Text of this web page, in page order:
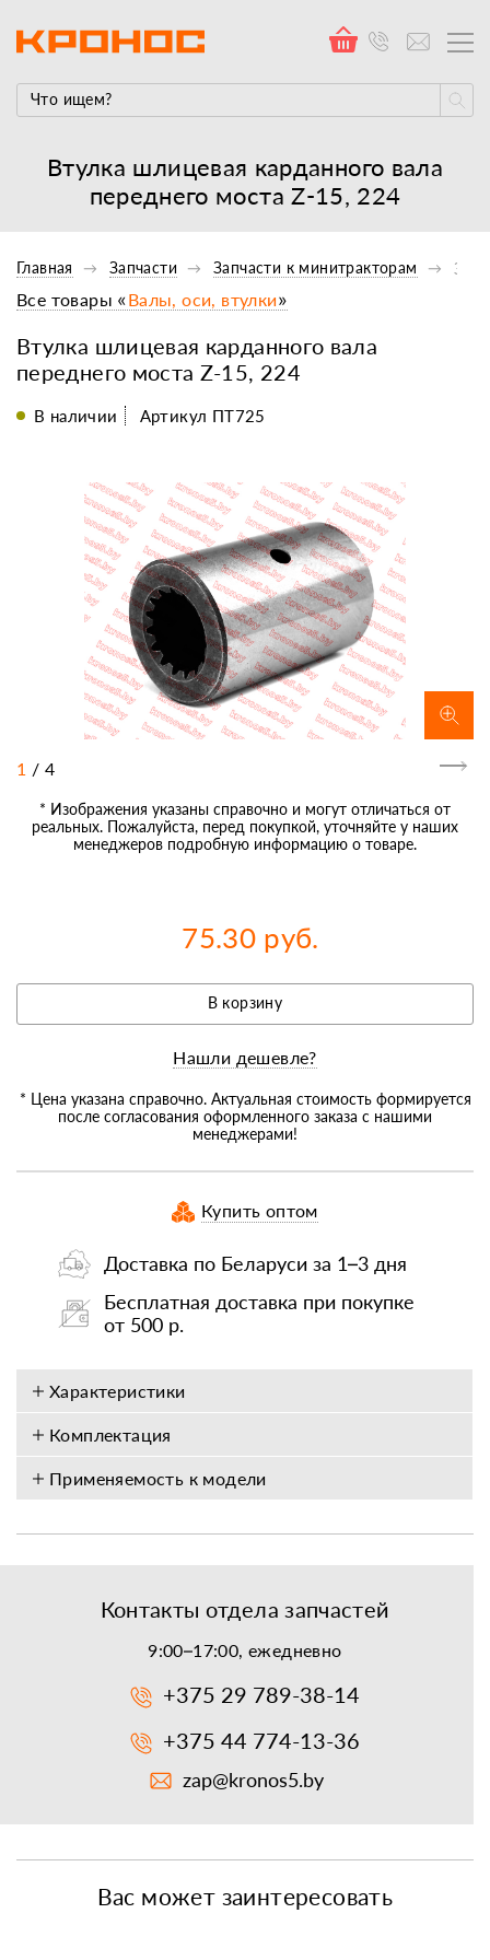
Втулка шлицевая карданного вала
переднего моста Z-15, 224
Главная Запчасти Запчасти к минитракторам
Втулка шлицевая карданного вала
переднего моста Z-15, 224
Все товары «Валы, оси, втулки»
В наличии Артикул ПТ725
1 / 4
* Изображения указаны справочно и могут отличаться от
реальных. Пожалуйста, перед покупкой, уточняйте у наших
менеджеров подробную информацию о товаре.
75.30 руб.
В корзину
Нашли дешевле?
* Цена указана справочно. Актуальная стоимость формируется
после согласования оформленного заказа с нашими
менеджерами!
Купить оптом
Доставка по Беларуси за 1–3 дня
Бесплатная доставка при покупке
от 500 р.
Характеристики
Комплектация
Применяемость к модели
Контакты отдела запчастей
9:00–17:00, ежедневно
+375 29 789-38-14
+375 44 774-13-36
zap@kronos5.by
Вас может заинтересовать